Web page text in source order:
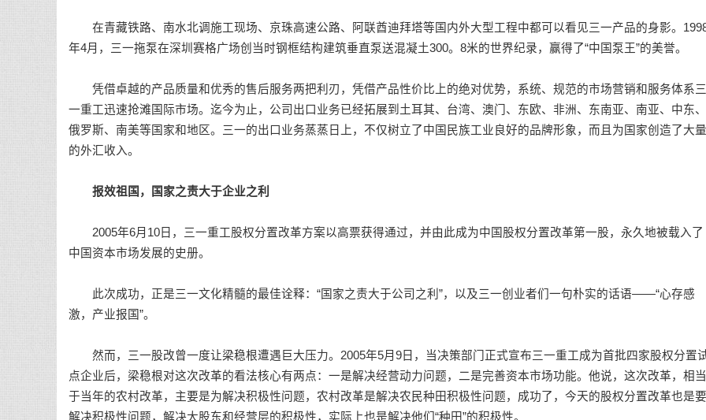
在青藏铁路、南水北调施工现场、京珠高速公路、阿联酋迪拜塔等国内外大型工程中都可以看见三一产品的身影。
年4月，三一拖泵在深圳赛格广场创当时钢框结构建筑垂直泵送混凝土300。8米的世界纪录，赢得了“中国泵王”的美誉。
凭借卓越的产品质量和优秀的售后服务两把利刃，凭借产品性价比上的绝对优势，系统、规范的市场营销和服务体系三
一重工迅速抢滩国际市场。迄今为止，公司出口业务已经拓展到土耳其、台湾、澳门、东欧、非洲、东南亚、南亚、中东、
俄罗斯、南美等国家和地区。三一的出口业务蒸蒸日上，不仅树立了中国民族工业良好的品牌形象，而且为国家创造了大量
的外汇收入。
报效祖国，国家之责大于企业之利
2005年6月10日，三一重工股权分置改革方案以高票获得通过，并由此成为中国股权分置改革第一股，永久地被载入了
中国资本市场发展的史册。
此次成功，正是三一文化精髓的最佳诠释：“国家之责大于公司之利”，以及三一创业者们一句朴实的话语——“心存感
激，产业报国”。
然而，三一股改曾一度让梁稳根遭遇巨大压力。2005年5月9日，当决策部门正式宣布三一重工成为首批四家股权分置
点企业后，梁稳根对这次改革的看法核心有两点：一是解决经营动力问题，二是完善资本市场功能。他说，这次改革，相当
于当年的农村改革，主要是为解决积极性问题，农村改革是解决农民种田积极性问题，成功了，今天的股权分置改革也是要
解决积极性问题，解决大股东和经营层的积极性，实际上也是解决他们“种田”的积极性。